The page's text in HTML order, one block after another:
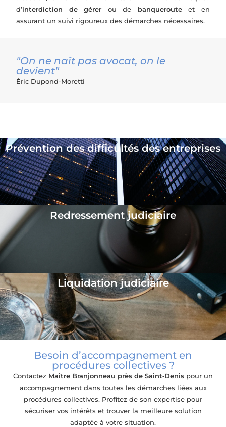
d’interdiction de gérer ou de banquerouteet en
assurant un suivi rigoureux des démarches nécessaires.
"On ne naît pas avocat, on le
devient"
Éric Dupond-Moretti
Prévention des difficultés des entreprises
Redressement judiciaire
Liquidation judiciaire
Besoin d’accompagnement en
procédures collectives ?
Contactez Maître Branjonneau près de Saint‑Denis pour un
accompagnement dans toutes les démarches liées aux
procédures collectives. Profitez de son expertise pour
sécuriser vos intérêts et trouver la meilleure solution
adaptée à votre situation.